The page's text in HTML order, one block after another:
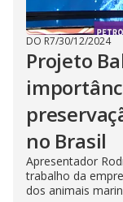
DO R7/30/12/2024
Projeto
no Brasil
Apresentador
trabalho da
dos animais